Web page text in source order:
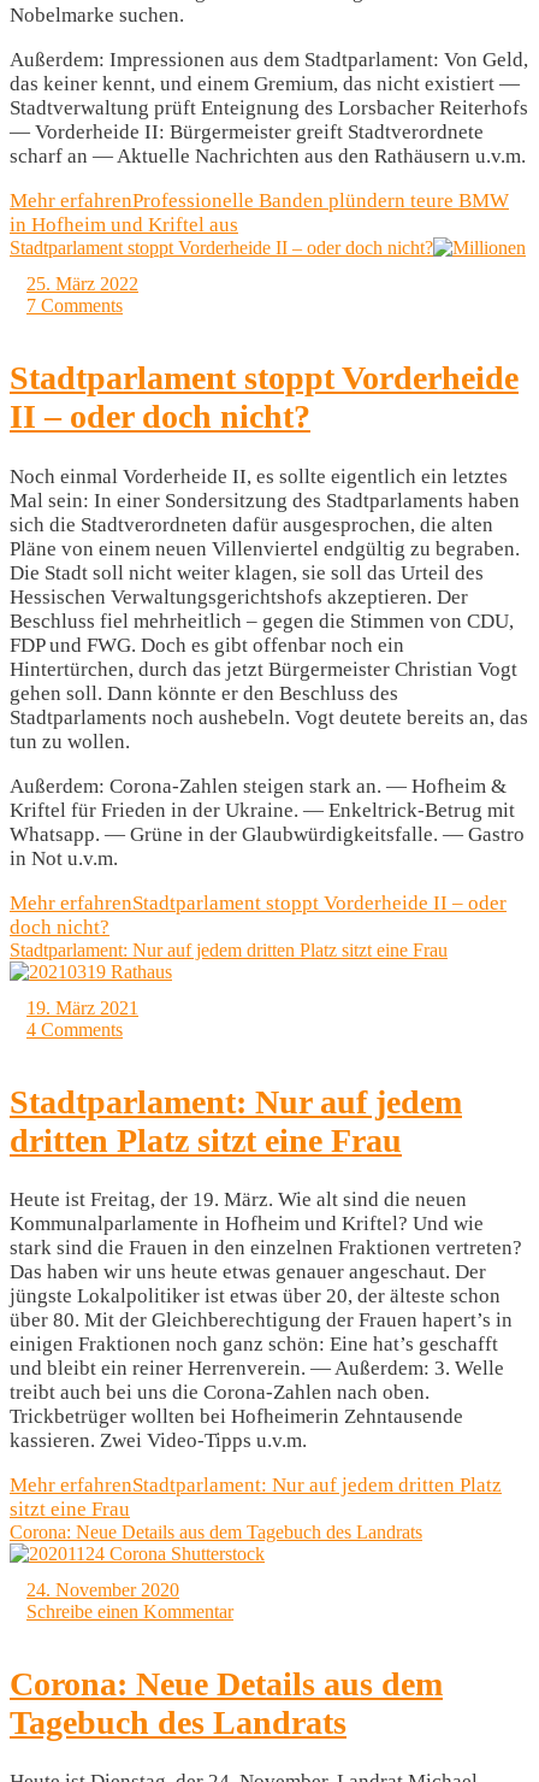
Nobelmarke suchen.
Außerdem: Impressionen aus dem Stadtparlament: Von Geld,
das keiner kennt, und einem Gremium, das nicht existiert —
Stadtverwaltung prüft Enteignung des Lorsbacher Reiterhofs
— Vorderheide II: Bürgermeister greift Stadtverordnete
scharf an — Aktuelle Nachrichten aus den Rathäusern u.v.m.
Mehr erfahrenProfessionelle Banden plündern teure BMW
in Hofheim und Kriftel aus
Stadtparlament stoppt Vorderheide II – oder doch nicht?
25. März 2022
7 Comments
Stadtparlament stoppt Vorderheide
II – oder doch nicht?
Noch einmal Vorderheide II, es sollte eigentlich ein letztes
Mal sein: In einer Sondersitzung des Stadtparlaments haben
sich die Stadtverordneten dafür ausgesprochen, die alten
Pläne von einem neuen Villenviertel endgültig zu begraben.
Die Stadt soll nicht weiter klagen, sie soll das Urteil des
Hessischen Verwaltungsgerichtshofs akzeptieren. Der
Beschluss fiel mehrheitlich – gegen die Stimmen von CDU,
FDP und FWG. Doch es gibt offenbar noch ein
Hintertürchen, durch das jetzt Bürgermeister Christian Vogt
gehen soll. Dann könnte er den Beschluss des
Stadtparlaments noch aushebeln. Vogt deutete bereits an, das
tun zu wollen.
Außerdem: Corona-Zahlen steigen stark an. — Hofheim &
Kriftel für Frieden in der Ukraine. — Enkeltrick-Betrug mit
Whatsapp. — Grüne in der Glaubwürdigkeitsfalle. — Gastro
in Not u.v.m.
Mehr erfahrenStadtparlament stoppt Vorderheide II – oder
doch nicht?
Stadtparlament: Nur auf jedem dritten Platz sitzt eine Frau
19. März 2021
4 Comments
Stadtparlament: Nur auf jedem
dritten Platz sitzt eine Frau
Heute ist Freitag, der 19. März. Wie alt sind die neuen
Kommunalparlamente in Hofheim und Kriftel? Und wie
stark sind die Frauen in den einzelnen Fraktionen vertreten?
Das haben wir uns heute etwas genauer angeschaut. Der
jüngste Lokalpolitiker ist etwas über 20, der älteste schon
über 80. Mit der Gleichberechtigung der Frauen hapert’s in
einigen Fraktionen noch ganz schön: Eine hat’s geschafft
und bleibt ein reiner Herrenverein. — Außerdem: 3. Welle
treibt auch bei uns die Corona-Zahlen nach oben.
Trickbetrüger wollten bei Hofheimerin Zehntausende
kassieren. Zwei Video-Tipps u.v.m.
Mehr erfahrenStadtparlament: Nur auf jedem dritten Platz
sitzt eine Frau
Corona: Neue Details aus dem Tagebuch des Landrats
24. November 2020
Schreibe einen Kommentar
Corona: Neue Details aus dem
Tagebuch des Landrats